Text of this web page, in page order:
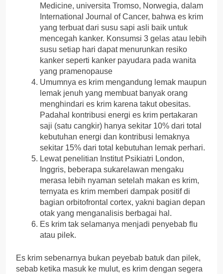
Medicine, universita Tromso, Norwegia, dalam
International Journal of Cancer, bahwa es krim
yang terbuat dari susu sapi asli baik untuk
mencegah kanker. Konsumsi 3 gelas atau lebih
susu setiap hari dapat menurunkan resiko
kanker seperti kanker payudara pada wanita
yang pramenopause
Umumnya es krim mengandung lemak maupun
lemak jenuh yang membuat banyak orang
menghindari es krim karena takut obesitas.
Padahal kontribusi energi es krim pertakaran
saji (satu cangkir) hanya sekitar 10% dari total
kebutuhan energi dan kontribusi lemaknya
sekitar 15% dari total kebutuhan lemak perhari.
Lewat penelitian Institut Psikiatri London,
Inggris, beberapa sukarelawan mengaku
merasa lebih nyaman setelah makan es krim,
ternyata es krim memberi dampak positif di
bagian orbitofrontal cortex, yakni bagian depan
otak yang menganalisis berbagai hal.
Es krim tak selamanya menjadi penyebab flu
atau pilek.
Es krim sebenarnya bukan peyebab batuk dan pilek,
sebab ketika masuk ke mulut, es krim dengan segera